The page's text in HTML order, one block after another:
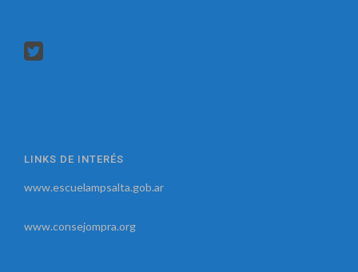
LINKS DE INTERÉS
www.escuelampsalta.gob.ar
www.consejompra.org